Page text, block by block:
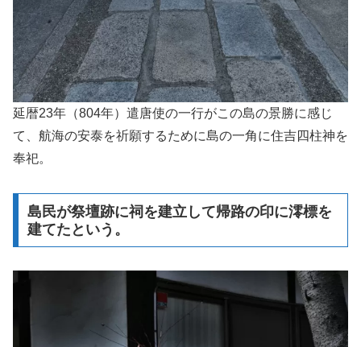
延暦23年（804年）遣唐使の一行がこの島の景勝に感じ
て、航海の安泰を祈願するために島の一角に住吉四柱神を
奉祀。
島民が祭壇跡に祠を建立して帰路の印に澪標を
建てたという。